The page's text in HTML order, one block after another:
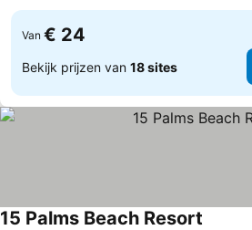
Van € 24
Bekijk prijzen van 18 sites
15 Palms Beach Resort